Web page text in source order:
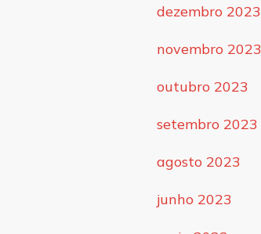
dezembro 2023
novembro 2023
outubro 2023
setembro 2023
agosto 2023
junho 2023